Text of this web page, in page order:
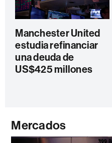
Manchester United
estudia refinanciar
una deuda de
US$425 millones
Mercados